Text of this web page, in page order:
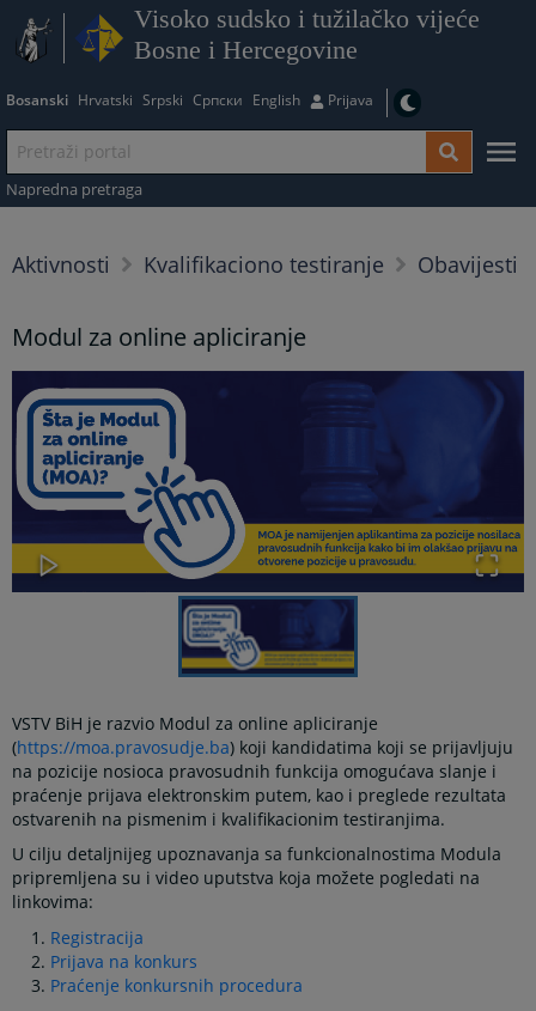
Visoko sudsko i tužilačko vijeće
Bosne i Hercegovine
Bosanski Hrvatski Srpski Српски English Prijava
Napredna pretraga
Aktivnosti Kvalifikaciono testiranje Obavijesti
Modul za online apliciranje
VSTV BiH je razvio Modul za online apliciranje
(https://moa.pravosudje.ba) koji kandidatima koji se prijavljuju
na pozicije nosioca pravosudnih funkcija omogućava slanje i
praćenje prijava elektronskim putem, kao i preglede rezultata
ostvarenih na pismenim i kvalifikacionim testiranjima.
U cilju detaljnijeg upoznavanja sa funkcionalnostima Modula
pripremljena su i video uputstva koja možete pogledati na
linkovima:
Registracija
Prijava na konkurs
Praćenje konkursnih procedura